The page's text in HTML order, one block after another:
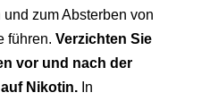
zum Absterben von
führen. Verzichten Sie
vor und nach der
Nikotin. In